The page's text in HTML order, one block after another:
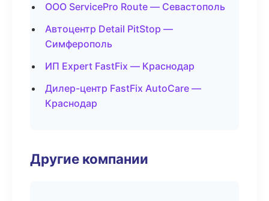
ООО ServicePro Route — Севастополь
Автоцентр Detail PitStop —
Симферополь
ИП Expert FastFix — Краснодар
Дилер-центр FastFix AutoCare —
Краснодар
Другие компании